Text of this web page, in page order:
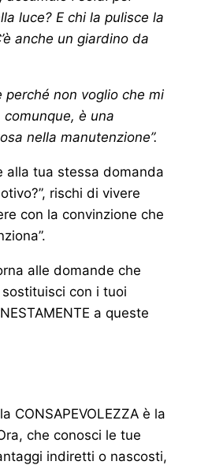
luce? E chi la pulisce la
anche un giardino da
perché non voglio che mi
è una
nella manutenzione”.
alla tua stessa domanda
rischi di vivere
con la convinzione che
alle domande che
con i tuoi
a queste
CONSAPEVOLEZZA è la
che conosci le tue
indiretti o nascosti,